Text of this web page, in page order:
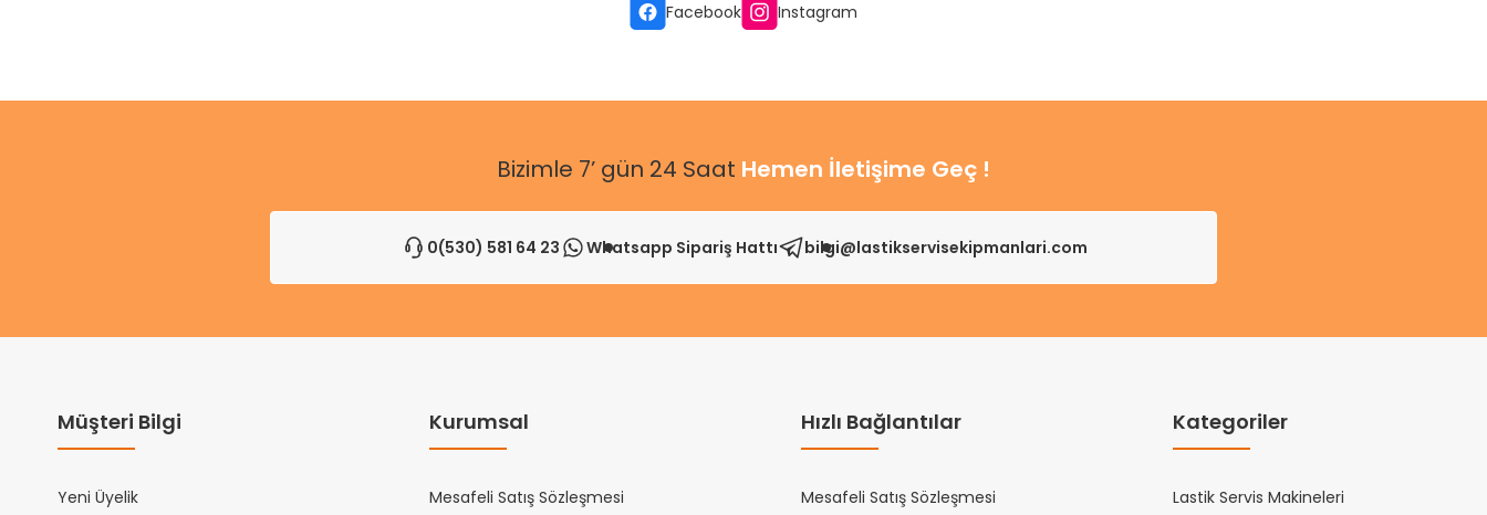
Facebook Instagram
Bizimle 7’ gün 24 Saat Hemen İletişime Geç !
0(530) 581 64 23 Whatsapp Sipariş Hattı bilgi@lastikservisekipmanlari.com
Müşteri Bilgi
Yeni Üyelik
Kurumsal
Mesafeli Satış Sözleşmesi
Hızlı Bağlantılar
Mesafeli Satış Sözleşmesi
Kategoriler
Lastik Servis Makineleri